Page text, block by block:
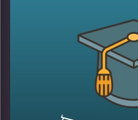
איתו האחרים. מה
טכנולוגיים? אולי
מתקדמים. שיחת
והאופטימית